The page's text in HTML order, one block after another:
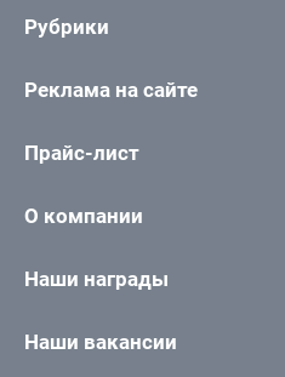
Рубрики
Реклама на сайте
Прайс-лист
О компании
Наши награды
Наши вакансии